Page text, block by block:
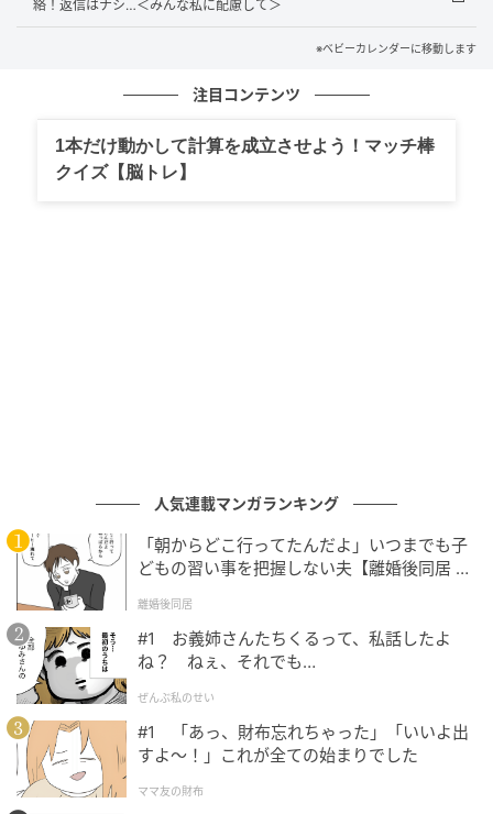
義母の肩を持つ夫
義母は「妊活中なんだから体を動かしたほうがいい」
仕事から帰宅しても、食事の準備、掃除、洗濯は当然
さらに夫は、 「俺は人より稼いでるんだから、お前は
結婚できただけありがたいと思え」とまで言ってきた
のです。
そして夫も、義母と同じく不妊の原因は私にあると考
えていました。
「俺は昔検査したことあるし、問題ない」
「お前が原因に決まってる」
絡！返信はナシ…＜みんな私に配慮して＞
※ベビーカレンダーに移動します
注目コンテンツ
1本だけ動かして計算を成立させよう！マッチ棒
クイズ【脳トレ】
人気連載マンガランキング
「朝からどこ行ってたんだよ」いつまでも子
どもの習い事を把握しない夫【離婚後同居 Vo
離婚後同居
#1 お義姉さんたちくるって、私話したよ
ね？ ねぇ、それでも…
ぜんぶ私のせい
#1 「あっ、財布忘れちゃった」「いいよ出
すよ〜！」これが全ての始まりでした
ママ友の財布